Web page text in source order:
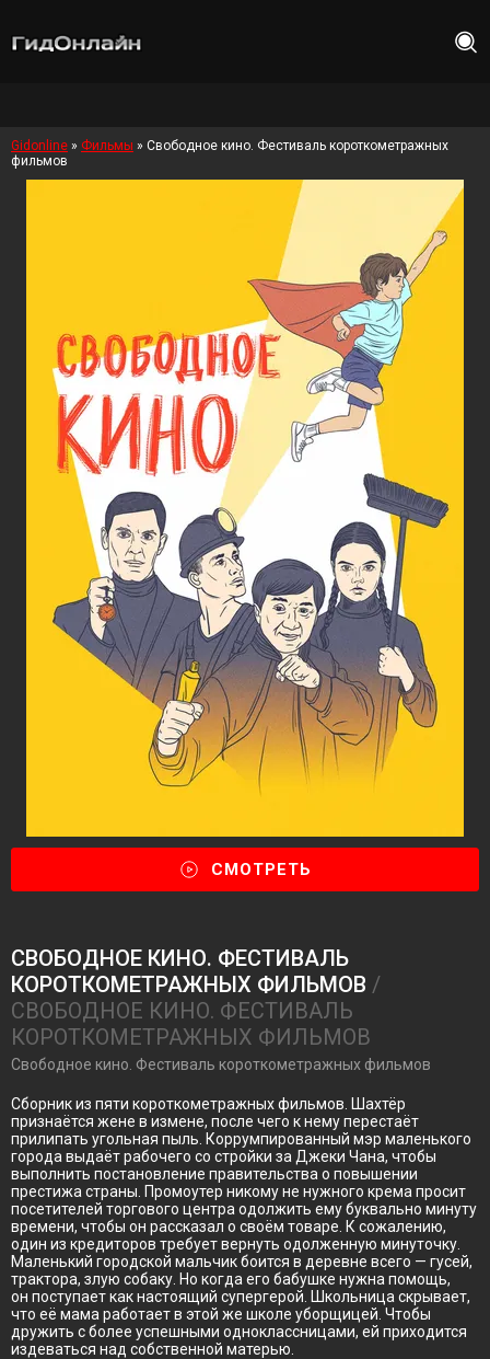
Gidonline » Фильмы » Свободное кино. Фестиваль короткометражных
фильмов
СМОТРЕТЬ
СВОБОДНОЕ КИНО. ФЕСТИВАЛЬ
КОРОТКОМЕТРАЖНЫХ ФИЛЬМОВ /
СВОБОДНОЕ КИНО. ФЕСТИВАЛЬ
КОРОТКОМЕТРАЖНЫХ ФИЛЬМОВ
Свободное кино. Фестиваль короткометражных фильмов
Сборник из пяти короткометражных фильмов. Шахтёр
признаётся жене в измене, после чего к нему перестаёт
прилипать угольная пыль. Коррумпированный мэр маленького
города выдаёт рабочего со стройки за Джеки Чана, чтобы
выполнить постановление правительства о повышении
престижа страны. Промоутер никому не нужного крема просит
посетителей торгового центра одолжить ему буквально минуту
времени, чтобы он рассказал о своём товаре. К сожалению,
один из кредиторов требует вернуть одолженную минуточку.
Маленький городской мальчик боится в деревне всего — гусей,
трактора, злую собаку. Но когда его бабушке нужна помощь,
он поступает как настоящий супергерой. Школьница скрывает,
что её мама работает в этой же школе уборщицей. Чтобы
дружить с более успешными одноклассницами, ей приходится
издеваться над собственной матерью.